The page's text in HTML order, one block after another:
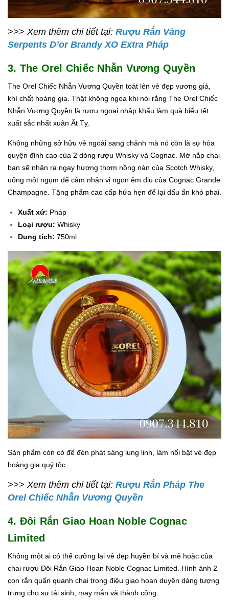
>>> Xem thêm chi tiết tại: Rượu Rắn Vàng
Serpents D’or Brandy XO Extra Pháp
3. The Orel Chiếc Nhẫn Vương Quyền
The Orel Chiếc Nhẫn Vương Quyền toát lên vẻ đẹp vương giả,
khí chất hoàng gia. Thật không ngoa khi nói rằng The Orel Chiếc
Nhẫn Vương Quyền là rượu ngoại nhập khẩu làm quà biếu tết
xuất sắc nhất xuân Ất Tỵ.
Không những sở hữu vẻ ngoài sang chảnh mà nó còn là sự hòa
quyện đỉnh cao của 2 dòng rượu Whisky và Cognac. Mở nắp chai
bạn sẽ nhận ra ngay hương thơm nồng nàn của Scotch Whisky,
uống một ngụm để cảm nhận vị ngon êm dịu của Cognac Grande
Champagne. Tặng phẩm cao cấp hứa hẹn để lại dấu ấn khó phai.
Xuất xứ: Pháp
Loại rượu: Whisky
Dung tích: 750ml
Sản phẩm còn có đế đèn phát sáng lung linh, làm nổi bật vẻ đẹp
hoàng gia quý tộc.
>>> Xem thêm chi tiết tại: Rượu Rắn Pháp The
Orel Chiếc Nhẫn Vương Quyền
4. Đôi Rắn Giao Hoan Noble Cognac
Limited
Không một ai có thể cưỡng lại vẻ đẹp huyền bí và mê hoặc của
chai rượu Đôi Rắn Giao Hoan Noble Cognac Limited. Hình ảnh 2
con rắn quấn quanh chai trong điệu giao hoan duyên dáng tượng
trưng cho sự tái sinh, may mắn và thành công.